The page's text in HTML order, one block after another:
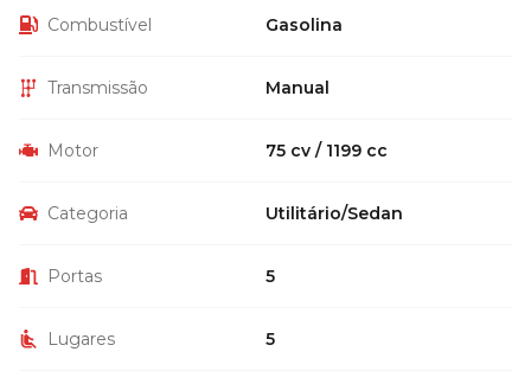
Combustível Gasolina
Transmissão Manual
Motor 75 cv / 1199 cc
Categoria Utilitário/Sedan
Portas 5
Lugares 5